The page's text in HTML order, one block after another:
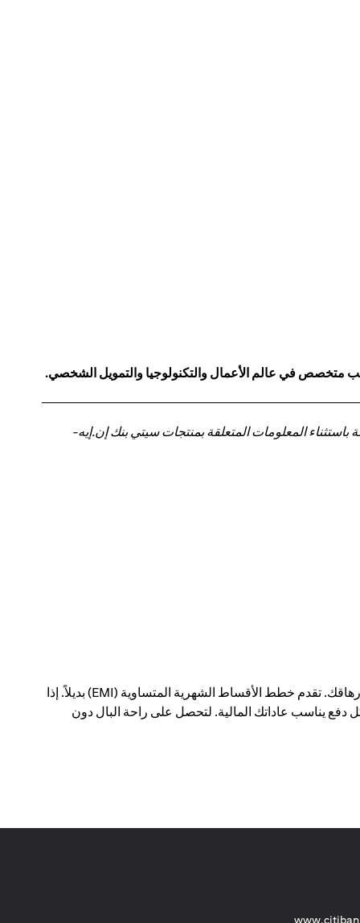
متخصص في عالم الأعمال والتكنولوجيا والتمويل الشخصي.
المعلومات المتعلقة بمنتجات سيتي بنك إن.إيه-
يمكن أن يؤدي الدفع مقابل عمليات شراء كبيرة في معاملة واحدة إلى إحداث فجوة في ميزانيتك الشهرية - وإرهاقك. تقدم خطط الأقساط الشهرية المتساوية (EMI) بديلاً. إذا
يناسب عاداتك المالية. لتحصل على راحة البال دون
(opens in a new tab)